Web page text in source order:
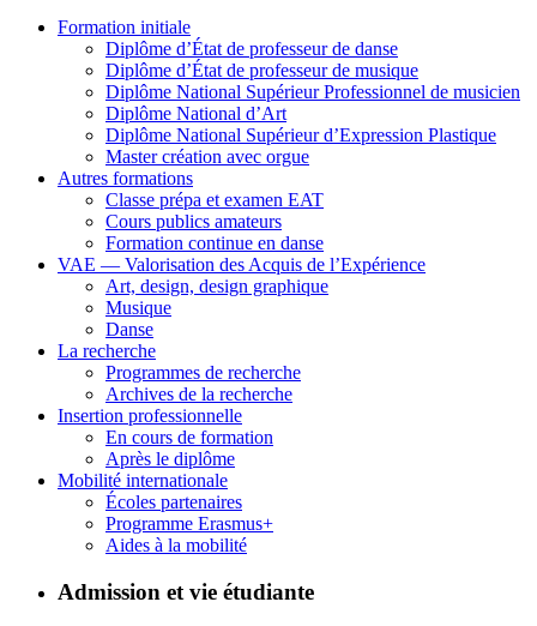
Formation initiale
Diplôme d’État de professeur de danse
Diplôme d’État de professeur de musique
Diplôme National Supérieur Professionnel de musicien
Diplôme National d’Art
Diplôme National Supérieur d’Expression Plastique
Master création avec orgue
Autres formations
Classe prépa et examen EAT
Cours publics amateurs
Formation continue en danse
VAE — Valorisation des Acquis de l’Expérience
Art, design, design graphique
Musique
Danse
La recherche
Programmes de recherche
Archives de la recherche
Insertion professionnelle
En cours de formation
Après le diplôme
Mobilité internationale
Écoles partenaires
Programme Erasmus+
Aides à la mobilité
Admission et vie étudiante